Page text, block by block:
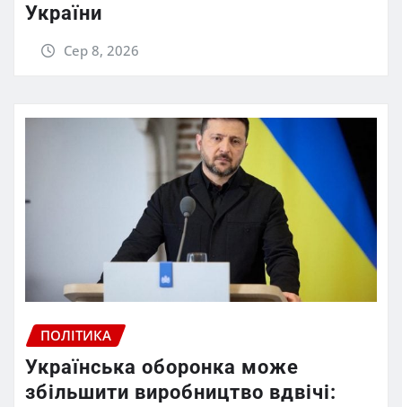
України
Сер 8, 2026
ПОЛІТИКА
Українська оборонка може
збільшити виробництво вдвічі: